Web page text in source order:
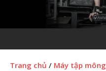
Trang chủ / Máy tập mông